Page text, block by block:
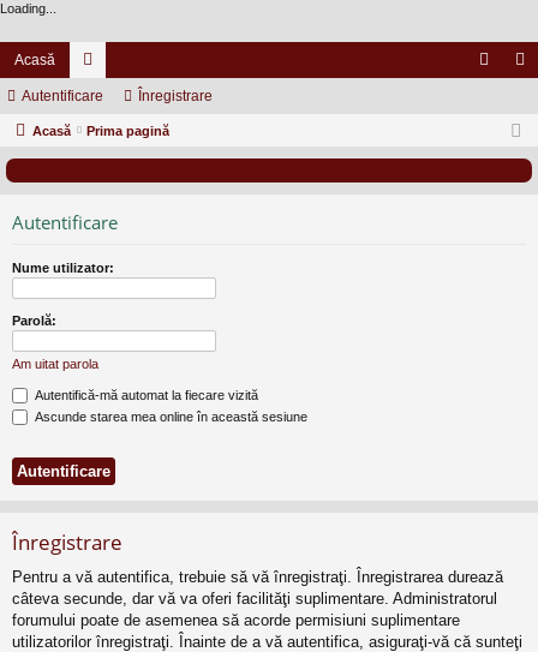
Loading...
Acasă
or
u eg
Autentificare Înregistrare
Acasă Prima pagină
Autentificare
Nume utilizator:
Parolă:
Am uitat parola
Autentifică-mă automat la fiecare vizită
Ascunde starea mea online în această sesiune
Înregistrare
Pentru a vă autentifica, trebuie să vă înregistraţi. Înregistrarea durează
câteva secunde, dar vă va oferi facilităţi suplimentare. Administratorul
forumului poate de asemenea să acorde permisiuni suplimentare
utilizatorilor înregistraţi. Înainte de a vă autentifica, asiguraţi-vă că sunteţi